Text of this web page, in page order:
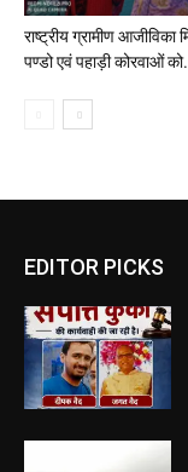
राष्ट्रीय ग्रामीण
पण्डो एवं पहाड़ी कोरवाओं
EDITOR PICKS